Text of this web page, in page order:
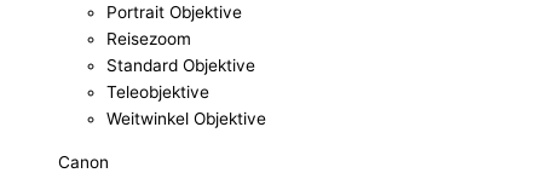
Portrait Objektive
Reisezoom
Standard Objektive
Teleobjektive
Weitwinkel Objektive
Canon